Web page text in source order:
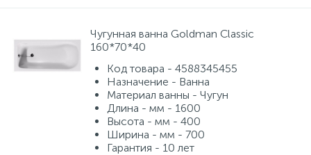
Чугунная ванна Goldman Classic
160*70*40
Код товара - 4588345455
Назначение - Ванна
Материал ванны - Чугун
Длина - мм - 1600
Высота - мм - 400
Ширина - мм - 700
Гарантия - 10 лет